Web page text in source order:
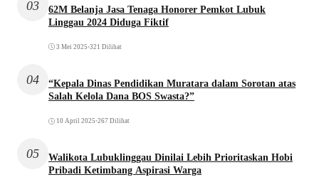
03
62M Belanja Jasa Tenaga Honorer Pemkot Lubuk
Linggau 2024 Diduga Fiktif
3 Mei 2025 •321 Dilihat
04
“Kepala Dinas Pendidikan Muratara dalam Sorotan atas
Salah Kelola Dana BOS Swasta?”
10 April 2025 •267 Dilihat
05
Walikota Lubuklinggau Dinilai Lebih Prioritaskan Hobi
Pribadi Ketimbang Aspirasi Warga